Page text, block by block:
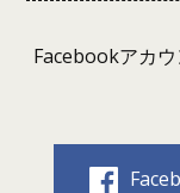
Facebookアカ